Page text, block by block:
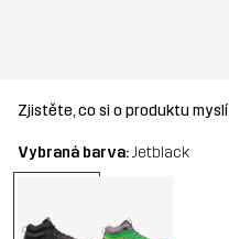
Zjistěte, co si o produktu myslí
Vybraná barva:Jetblack